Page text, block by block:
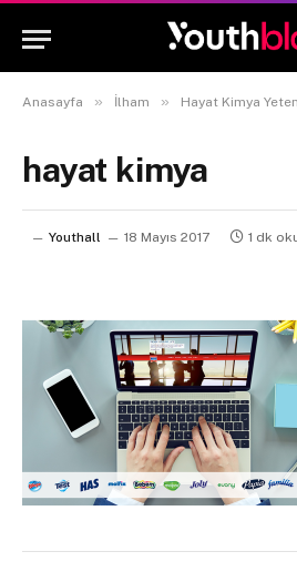
Anasayfa » İlham » Hayat Kimya Yetenek
hayat kimya
Youthall 18 Mayıs 2017 1 dk